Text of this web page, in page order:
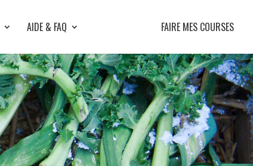
AIDE & FAQ FAIRE MES COURSES